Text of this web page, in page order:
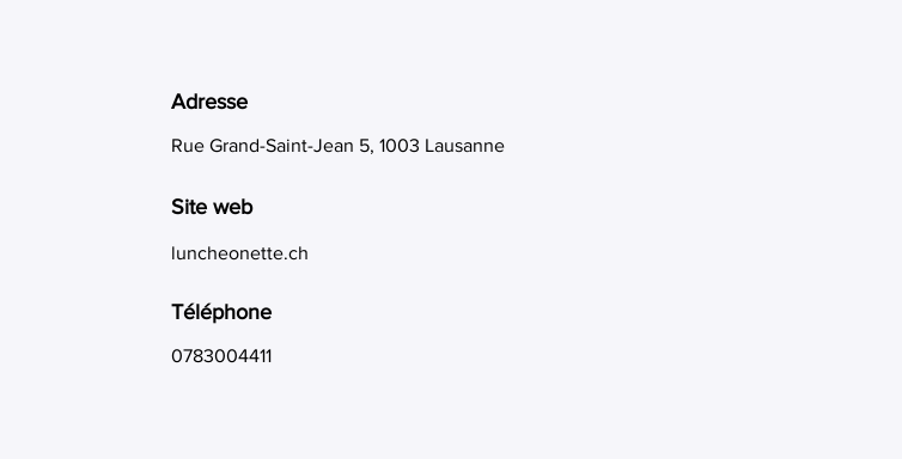
Adresse
Rue Grand-Saint-Jean 5, 1003 Lausanne
Site web
luncheonette.ch
Téléphone
0783004411